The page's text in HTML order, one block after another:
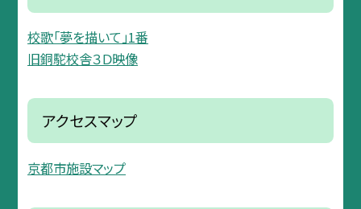
校歌「夢を描いて」1番
旧銅駝校舎３Ｄ映像
アクセスマップ
京都市施設マップ